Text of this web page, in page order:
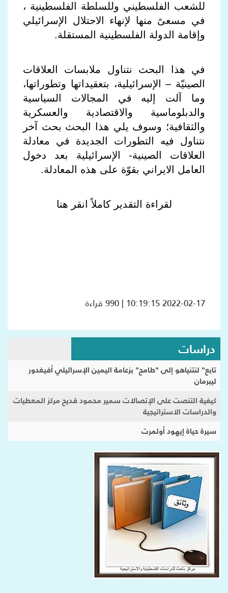
للشعب الفلسطيني وللسلطة الفلسطينية ،
في مسعىً منها لإنهاء الاحتلال الإسرائيلي
وإقامة الدولة الفلسطينية المستقلة.
في هذا البحث نتناول ملابسات العلاقات
الصينيّة – الإسرائيلية، بتعقيداتها وتطوراتها،
وما آلت إليه في المجالات السياسية
والدبلوماسية والاقتصادية والعسكرية
والثقافية؛ وسوف يلي هذا البحث بحث آخر
نتناول فيه التطورات الجديدة في معادلة
العلاقات الصينية- الإسرائيلية بعد دخول
العامل الايراني بقوّة على هذه المعادلة.
لقراءة التقدير كاملاً انقر هنا​
2022-02-17 10:19:15 | 990 قراءة
دراسات
تابع" لنتنياهو إلى "طامح" بزعامة اليمين الإسرائيلي أفيغدور
ليبرمان
كيفية التنصت على الإتصالات سمير محمود قديح مركز المعطيات
والدراسات الاستراتيجية
سيرة حياة إيهود أولمرت